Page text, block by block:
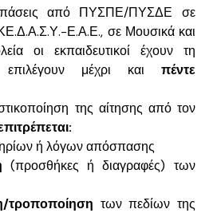
από ΠΥΣΠΕ/ΠΥΣΔΕ σε
Ε.Α.Ε., σε Μουσικά και
οι εκπαιδευτικοί έχουν τη
μέχρι και πέντε
της αίτησης από τον
ή λόγων απόσπασης
(προσθήκες ή διαγραφές) των
των πεδίων της